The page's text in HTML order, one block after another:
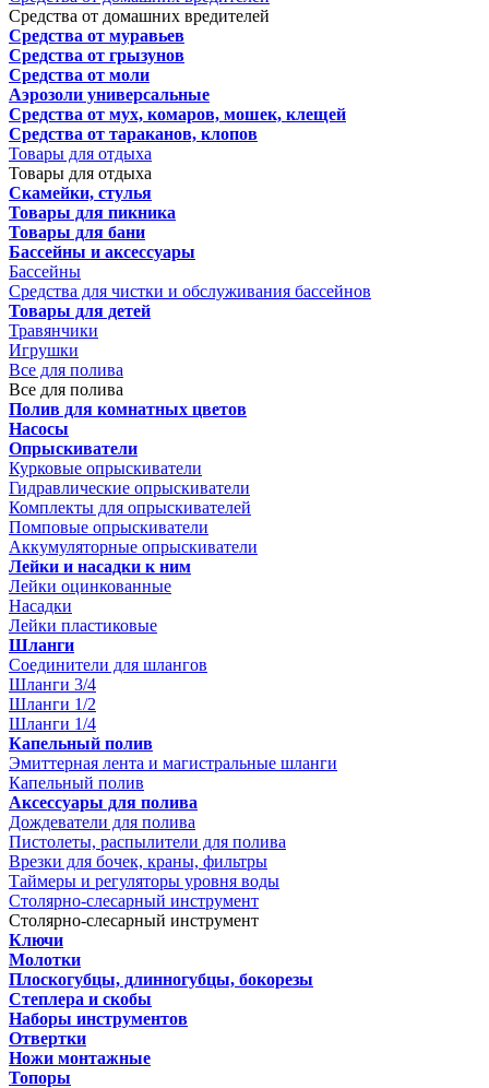
Средства от домашних вредителей
Средства от муравьев
Средства от грызунов
Средства от моли
Аэрозоли универсальные
Средства от мух, комаров, мошек, клещей
Средства от тараканов, клопов
Товары для отдыха
Товары для отдыха
Скамейки, стулья
Товары для пикника
Товары для бани
Бассейны и аксессуары
Бассейны
Средства для чистки и обслуживания бассейнов
Товары для детей
Травянчики
Игрушки
Все для полива
Все для полива
Полив для комнатных цветов
Насосы
Опрыскиватели
Курковые опрыскиватели
Гидравлические опрыскиватели
Комплекты для опрыскивателей
Помповые опрыскиватели
Аккумуляторные опрыскиватели
Лейки и насадки к ним
Лейки оцинкованные
Насадки
Лейки пластиковые
Шланги
Соединители для шлангов
Шланги 3/4
Шланги 1/2
Шланги 1/4
Капельный полив
Эмиттерная лента и магистральные шланги
Капельный полив
Аксессуары для полива
Дождеватели для полива
Пистолеты, распылители для полива
Врезки для бочек, краны, фильтры
Таймеры и регуляторы уровня воды
Столярно-слесарный инструмент
Столярно-слесарный инструмент
Ключи
Молотки
Плоскогубцы, длинногубцы, бокорезы
Степлера и скобы
Наборы инструментов
Отвертки
Ножи монтажные
Топоры